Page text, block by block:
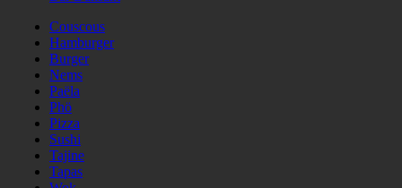
Couscous
Hamburger
Burger
Nems
Paëla
Phö
Pizza
Sushi
Tajine
Tapas